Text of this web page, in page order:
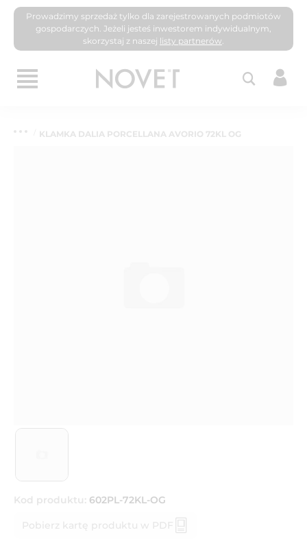
Prowadzimy sprzedaż tylko dla zarejestrowanych podmiotów
gospodarczych. Jeżeli jesteś inwestorem indywidualnym,
skorzystaj z naszej listy partnerów.
KLAMKA DALIA PORCELLANA AVORIO 72KL OG
Kod produktu: 602PL-72KL-OG
Pobierz kartę produktu w PDF